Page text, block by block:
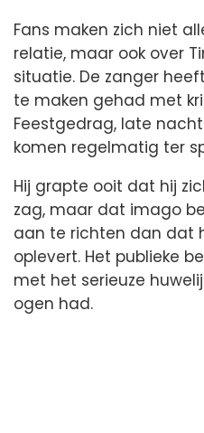
Fans maken zich niet
relatie, maar ook over
situatie. De zanger
te maken gehad met
Feestgedrag, late
komen regelmatig ter
Hij grapte ooit dat hij
zag, maar dat imago
aan te richten dan dat
oplevert. Het publieke
met het serieuze
ogen had.